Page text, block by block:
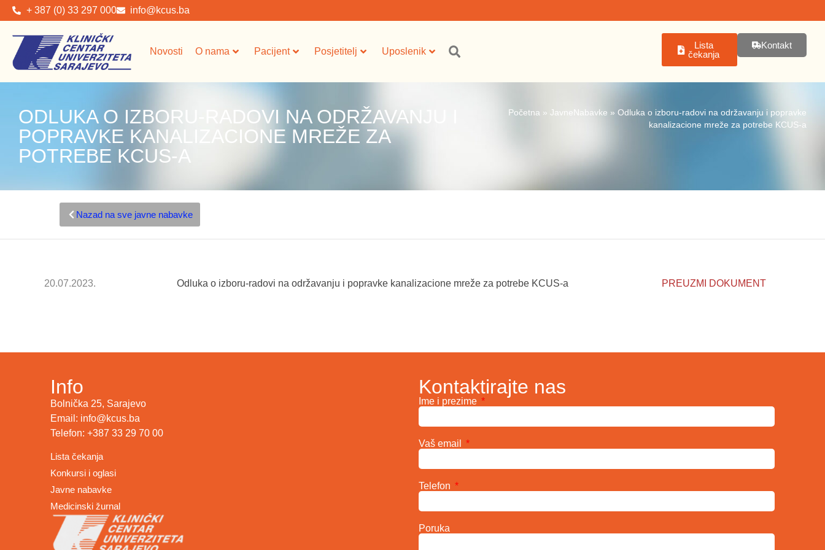
+ 387 (0) 33 297 000 info@kcus.ba
Novosti O nama Pacijent Posjetitelj Uposlenik
Lista
čekanja
Kontakt
ODLUKA O IZBORU-RADOVI NA ODRŽAVANJU I
POPRAVKE KANALIZACIONE MREŽE ZA
POTREBE KCUS-A
Početna» JavneNabavke » Odluka o izboru-radovi na održavanju i popravke
kanalizacione mreže za potrebe KCUS-a
Nazad na sve javne nabavke
20.07.2023. Odluka o izboru-radovi na održavanju i popravke kanalizacione mreže za potrebe KCUS-a PREUZMI DOKUMENT
Info
Bolnička 25, Sarajevo
Email: info@kcus.ba
Telefon: +387 33 29 70 00
Lista čekanja
Konkursi i oglasi
Javne nabavke
Medicinski žurnal
Kontaktirajte nas
Ime i prezime
Vaš email
Telefon
Poruka